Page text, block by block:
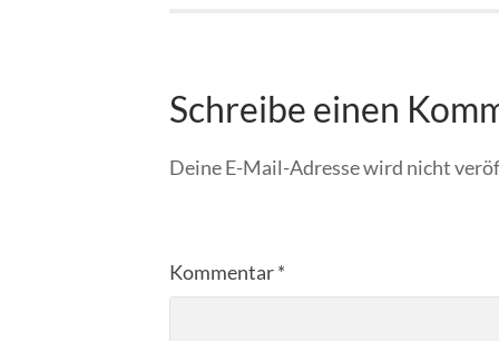
Schreibe einen
Deine E-Mail-Adresse wird nicht
Kommentar*